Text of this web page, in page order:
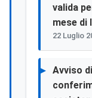
valida
mese di
22 Luglio
Avviso